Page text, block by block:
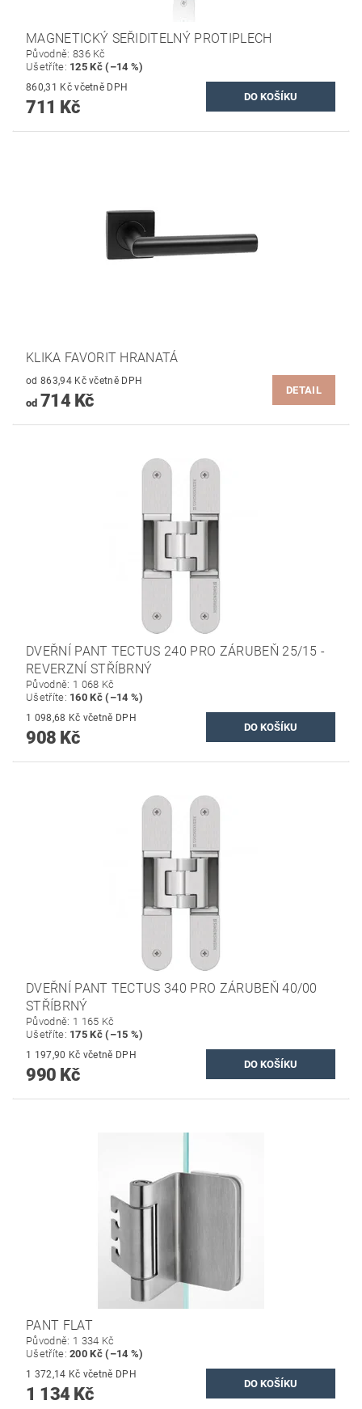
MAGNETICKÝ SEŘIDITELNÝ PROTIPLECH
Původně: 836 Kč
Ušetříte: 125 Kč (–14 %)
860,31 Kč včetně DPH
711 Kč
KLIKA FAVORIT HRANATÁ
od 863,94 Kč včetně DPH
od714 Kč
DETAIL
DVEŘNÍ PANT TECTUS 240 PRO ZÁRUBEŇ 25/15 -
REVERZNÍ STŘÍBRNÝ
Původně: 1 068 Kč
Ušetříte: 160 Kč (–14 %)
1 098,68 Kč včetně DPH
908 Kč
DVEŘNÍ PANT TECTUS 340 PRO ZÁRUBEŇ 40/00
STŘÍBRNÝ
Původně: 1 165 Kč
Ušetříte: 175 Kč (–15 %)
1 197,90 Kč včetně DPH
990 Kč
PANT FLAT
Původně: 1 334 Kč
Ušetříte:200 Kč (–14 %)
1 372,14 Kč včetně DPH
1 134 Kč